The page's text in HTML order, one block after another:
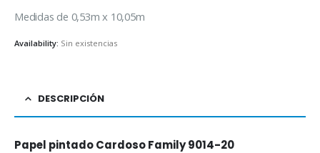
Medidas de 0,53m x 10,05m
Availability: Sin existencias
DESCRIPCIÓN
Papel pintado Cardoso Family 9014-20